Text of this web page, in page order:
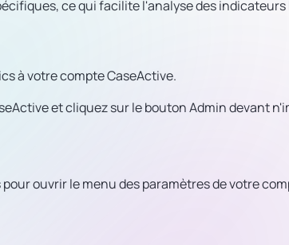
ce qui facilite l'analyse des
à votre compte CaseActive.
et cliquez sur le bouton Admin devant
ouvrir le menu des paramètres de votre